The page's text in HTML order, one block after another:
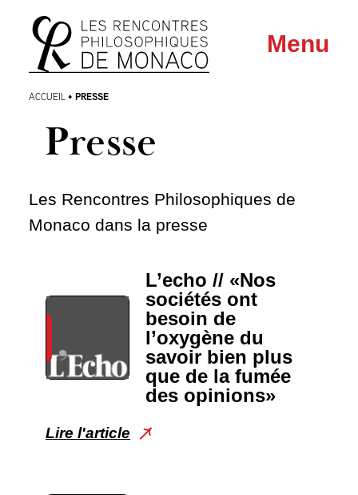
Aller
au
menu
Aller au
contenu
Menu
ACCUEIL • PRESSE
Presse
Les Rencontres Philosophiques de
Monaco dans la presse
L’echo // «Nos
sociétés ont
besoin de
l’oxygène du
savoir bien plus
que de la fumée
des opinions»
Lire l'article